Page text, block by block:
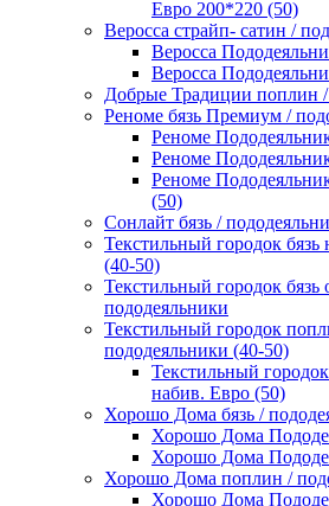
Евро 200*220 (50)
Веросса страйп- сатин /
Веросса
Веросса
Добрые Традиции поплин /
Реноме бязь Премиум /
Реноме
Реноме
Реноме
(50)
Сонлайт бязь /
Текстильный городок бязь
(40-50)
Текстильный городок бязь
пододеяльники
Текстильный городок
пододеяльники (40-50)
Текстильный
набив. Евро (50)
Хорошо Дома бязь /
Хорошо Дома
Хорошо Дома
Хорошо Дома поплин /
Хорошо Дома